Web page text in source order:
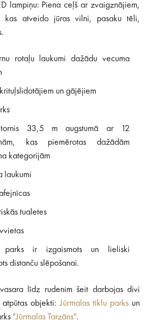
lampiņu: Piena ceļš ar zvaigznājiem,
kas atveido jūras vilni, pasaku tēli,
rotaļu laukumi dažādu vecuma
un gājējiem
33,5 m augstumā ar 12
kas piemērotas dažādām
kategorijām
laukumi
tualetes
parks ir izgaismots un lieliski
distanču slēpošanai.
līdz rudenim šeit darbojas divi
atpūtas objekti:Jūrmalas tīklu parksun
"Jūrmalas Tarzāns".